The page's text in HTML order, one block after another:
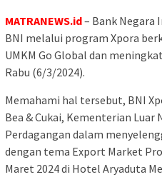
MATRANEWS.id– Bank Negara
BNI melalui program Xpora
UMKM Go Global dan
Rabu (6/3/2024).
Memahami hal tersebut, BNI
Bea & Cukai, Kementerian Luar
Perdagangan dalam
dengan tema Export Market
Maret 2024 di Hotel Aryaduta